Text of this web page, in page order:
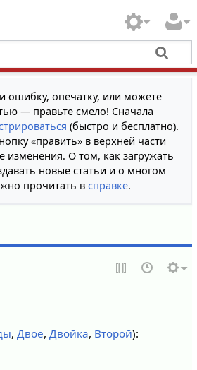
ошибку, опечатку, или можете
— правьте смело! Сначала
(быстро и бесплатно).
«править» в верхней части
изменения. О том, как загружать
новые статьи и о многом
прочитать в справке.
, Двое, Двойка, Второй):